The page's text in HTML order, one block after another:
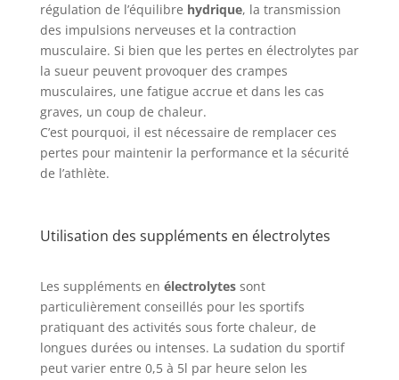
régulation de l’équilibre hydrique, la transmission
des impulsions nerveuses et la contraction
musculaire. Si bien que les pertes en électrolytes par
la sueur peuvent provoquer des crampes
musculaires, une fatigue accrue et dans les cas
graves, un coup de chaleur.
C’est pourquoi, il est nécessaire de remplacer ces
pertes pour maintenir la performance et la sécurité
de l’athlète.
Utilisation des suppléments en électrolytes
Les suppléments en électrolytessont
particulièrement conseillés pour les sportifs
pratiquant des activités sous forte chaleur, de
longues durées ou intenses. La sudation du sportif
peut varier entre 0,5 à 5l par heure selon les